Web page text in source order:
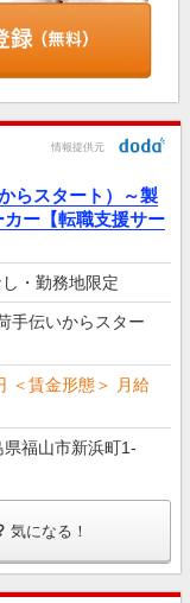
情報提供元
らスタート）～製
ー【転職支援サー
・勤務地限定
手伝いからスター
＜賃金形態＞ 月給
福山市新浜町1-
気になる！